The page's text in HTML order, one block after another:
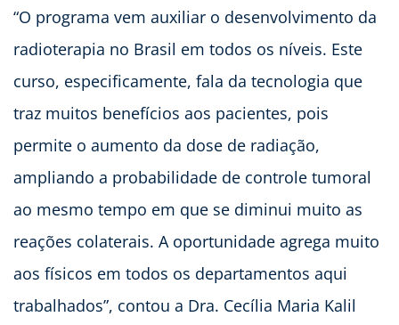
“O programa vem auxiliar o desenvolvimento da
radioterapia no Brasil em todos os níveis. Este
curso, especificamente, fala da tecnologia que
traz muitos benefícios aos pacientes, pois
permite o aumento da dose de radiação,
ampliando a probabilidade de controle tumoral
ao mesmo tempo em que se diminui muito as
reações colaterais. A oportunidade agrega muito
aos físicos em todos os departamentos aqui
trabalhados”, contou a Dra. Cecília Maria Kalil